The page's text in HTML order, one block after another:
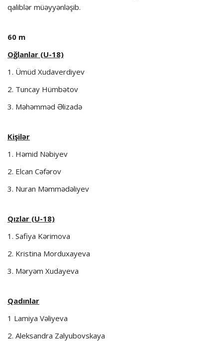
qaliblər müəyyənləşib.
60 m
Oğlanlar (U-18)
1. Ümüd Xudaverdiyev
2. Tuncay Hümbətov
3. Məhəmməd Əlizadə
Kişilər
1. Həmid Nəbiyev
2. Elcan Cəfərov
3. Nuran Məmmədəliyev
Qızlar (U-18)
1. Safiya Kərimova
2. Kristina Morduxayeva
3. Məryəm Xudayeva
Qadınlar
1 Lamiya Vəliyeva
2. Aleksandra Zalyubovskaya